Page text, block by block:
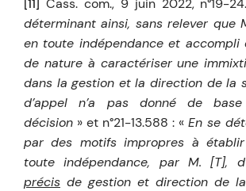
[11] Cass. com., 9 juin 2022, n°19-
déterminant ainsi, sans relever que
en toute indépendance et accompli
de nature à caractériser une
dans la gestion et la direction de la
d’appel n’a pas donné de
décision » et n°21-13.588 : « En se
par des motifs impropres à établir
toute indépendance, par M. [T],
précis de gestion et direction de